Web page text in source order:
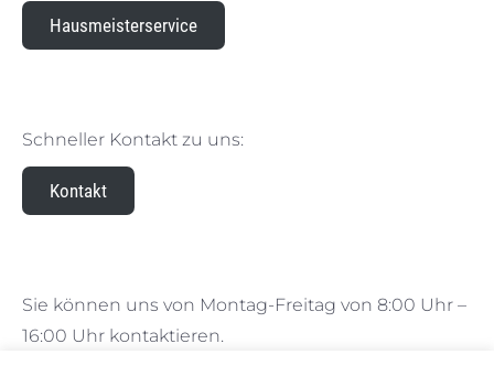
Hausmeisterservice
Schneller Kontakt zu uns:
Kontakt
Sie können uns von Montag-Freitag von 8:00 Uhr –
16:00 Uhr kontaktieren.